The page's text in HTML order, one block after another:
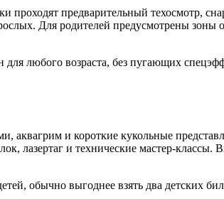
предварительный техосмотр,
Для родителей предусмотрены зоны
любого возраста, без пугающих
аквагрим и короткие кукольные
лазертаг и технические мастер-классы.
обычно выгоднее взять два детских